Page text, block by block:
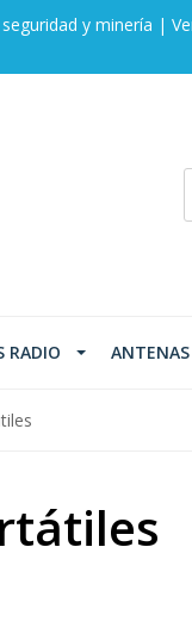
y minería |
RADIO ANTENAS